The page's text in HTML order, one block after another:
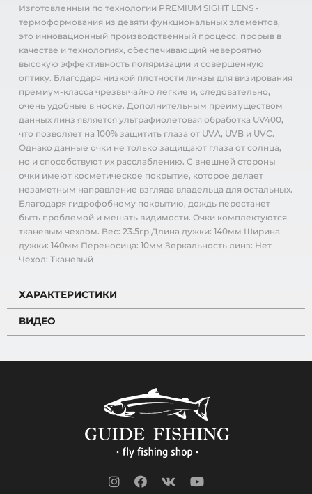
Изготовленный по технологии PREMIUM SIGHT LENS -
термоформования из девяти функциональных элементов,
это инновационный производственный процесс, прорыв в
качестве и технологиях, обеспечивающий невероятно
высокую эффективность поляризации и совершенную
оптику. Благодаря низкой плотности линзы для визирования
премиум-класса чрезвычайно легкие и, следовательно,
очень удобные в носке. Дополнительным преимуществом
данных линз является ультрафиолетовая обработка UV400,
что позволяет на 100% защитить глаза от UVA, UVB и UVC.
Однако данные очки не только защищают глаза от солнца,
но и способствуют их расслаблению. С внешней стороны
очки имеют косметическое покрытие, которое делает
незаметным направление взгляда владельца для остальных.
Благодаря гидрофобному покрытию, дождь перестанет
быть проблемой и мешать видимости. Очки комплектуются
тканевым чехлом. Вес: 23.5гр Длина дужки: 140мм Ширина
дужки: 140мм Переносица: 10мм Зеркальность линз: Нет
Чехол: Тканевый
ХАРАКТЕРИСТИКИ
ВИДЕО